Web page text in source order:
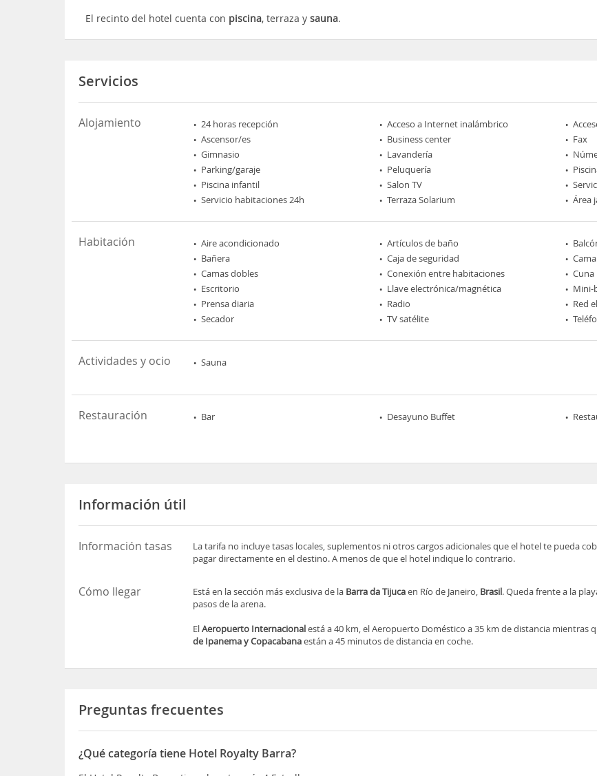
El recinto del hotel cuenta con piscina, terraza ysauna.
Servicios
Alojamiento 24 horas recepción Acceso a Internet inalámbrico
Ascensor/es
Business center
Fax
Gimnasio
Lavandería
Parking/garaje
Peluquería
Piscina infantil
Salon TV
Servicio habitaciones 24h
Terraza Solarium Área
Habitación Aire acondicionado Artículos de baño
Bañera
Caja de seguridad
Camas dobles
Conexión entre habitaciones
Cuna
Escritorio
Llave electrónica/magnética
Mini-
Prensa diaria
Radio
Red
Secador
TV satélite
Actividades y ocio Sauna
Restauración Bar Desayuno Buffet
Información útil
Información tasas
La tarifa no incluye tasas locales, suplementos ni otros cargos adicionales que el hotel te pueda
pagar directamente en el destino. A menos de que el hotel indique lo contrario.
Cómo llegar Está en la sección más exclusiva de la Barra da Tijucaen Río de Janeiro, Brasil. Queda frente a la
pasos de la arena.
ElAeropuerto Internacionalestá a 40 km, el Aeropuerto Doméstico a 35 km de distancia mientras
de Ipanema y Copacabanaestán a 45 minutos de distancia en coche.
Preguntas frecuentes
¿Qué categoría tiene Hotel Royalty Barra?